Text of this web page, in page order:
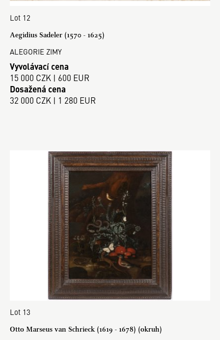
Lot 12
Aegidius Sadeler (1570 - 1625)
ALEGORIE ZIMY
Vyvolávací cena
15 000 CZK | 600 EUR
Dosažená cena
32 000 CZK | 1 280 EUR
Lot 13
Otto Marseus van Schrieck (1619 - 1678) (okruh)